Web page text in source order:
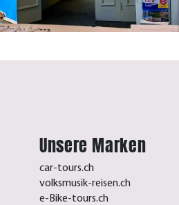
Unsere Marken
car-tours.ch
volksmusik-reisen.ch
e-Bike-tours.ch